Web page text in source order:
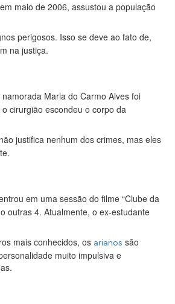
maio de 2006, assustou a população
perigosos. Isso se deve ao fato de,
na justiça.
Maria do Carmo Alves foi
cirurgião escondeu o corpo da
justifica nenhum dos crimes, mas eles
em uma sessão do filme “Clube da
outras 4. Atualmente, o ex-estudante
mais conhecidos, os arianos são
muito impulsiva e